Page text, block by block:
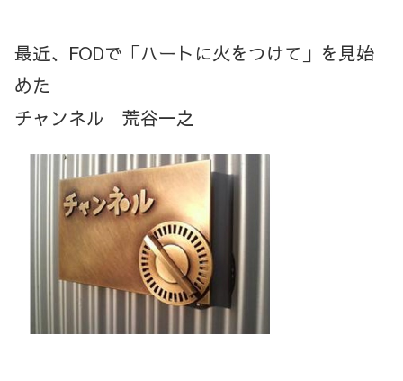
最近、FODで「ハートに火をつけて」を見始
めた
チャンネル 荒谷一之